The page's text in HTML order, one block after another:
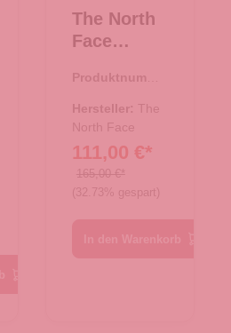
The North
Face
e/Rucksac
k Base
Camp
Duffel L
TNF Red-
TNF Black
Produktnumme
Hersteller: The
North Face
111,00 €*
165,00 €*
(32.73% gespart)